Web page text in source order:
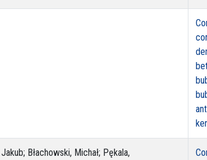
Błachowski, Michał; Pękala,